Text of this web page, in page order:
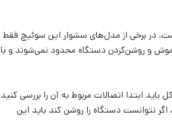
در برخی از مدل‌های سشوار‌ این سوئیچ فقط
و روشن‌کردن دستگاه محدود نمی‌شوند و با
ابتدا اتصالات مربوط به آن را بررسی کنید
نتوانست دستگاه را روشن کند باید این